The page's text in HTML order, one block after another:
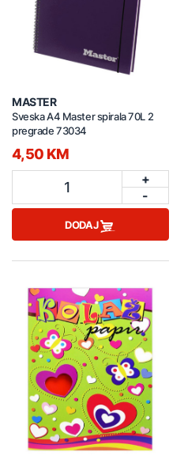
MASTER
Sveska A4 Master spirala 70L 2
pregrade 73034
4,50 KM
1
+
-
DODAJ